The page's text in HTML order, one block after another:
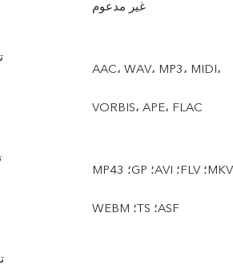
غير مدعوم
AAC، ‏WAV، ‏MP3، ‏MIDI،
‏VORBIS، ‏APE، ‏FLAC
MP4؛ ‏3GP؛ ‏AVI؛ ‏FLV؛ ‏MKV؛
‏WEBM؛ ‏TS؛ ‏ASF